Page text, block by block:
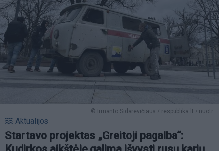
© Irmanto Sidarevičiaus / respublika.lt / nuotr.
Aktualijos
Startavo projektas „Greitoji pagalba“: